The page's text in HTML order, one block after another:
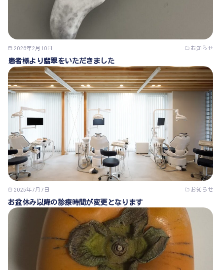
2026年2月10日 お知らせ
患者様より翡翠をいただきました
2025年7月7日 お知らせ
お盆休み以降の診療時間が変更となります